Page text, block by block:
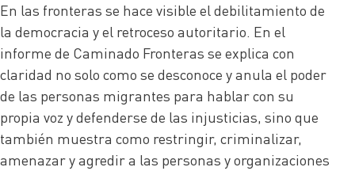
En las fronteras se hace visible el debilitamiento de
la democracia y el retroceso autoritario. En el
informe de Caminado Fronteras se explica con
claridad no solo como se desconoce y anula el poder
de las personas migrantes para hablar con su
propia voz y defenderse de las injusticias, sino que
también muestra como restringir, criminalizar,
amenazar y agredir a las personas y organizaciones